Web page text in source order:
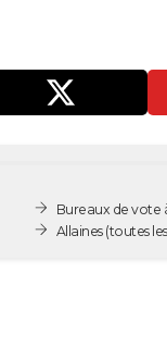
Bureaux de vote
Allaines(toutes